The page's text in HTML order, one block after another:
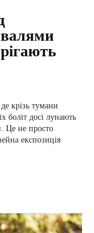
крізь тумани
боліт досі лунають
Це не просто
експозиція